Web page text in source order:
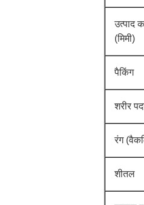
उत्पाद
(मिमी)
पैकिंग
शरीर
रंग
शीतल